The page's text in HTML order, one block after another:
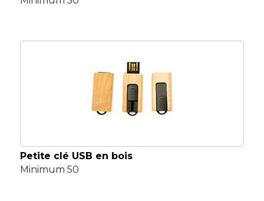
Petite clé USB en bois
Minimum 50